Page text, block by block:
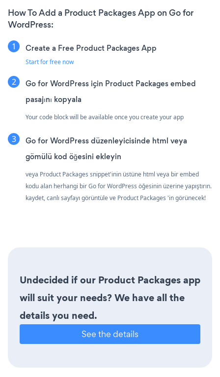
How To Add a Product Packages App on Go for
WordPress:
Create a Free Product Packages App
Start for free now
Go for WordPress için Product Packages embed
pasajını kopyala
Your code block will be available once you create your app
Go for WordPress düzenleyicisinde html veya
gömülü kod öğesini ekleyin
veya Product Packages snippet'inin üstüne html veya bir embed
kodu alan herhangi bir Go for WordPress öğesinin üzerine yapıştırın.
kaydet, canlı sayfayı görüntüle ve Product Packages 'in görünecek!
Undecided if our Product Packages app
will suit your needs? We have all the
details you need.
See the details